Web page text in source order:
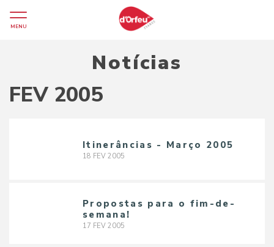
MENU
Notícias
FEV 2005
Itinerâncias - Março 2005
18 FEV 2005
Propostas para o fim-de-
semana!
17 FEV 2005